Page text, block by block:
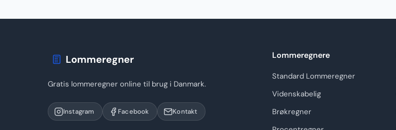
Lommeregner
Gratis lommeregner online til brug i Danmark.
Instagram Facebook Kontakt
Lommeregnere
Standard Lommeregner
Videnskabelig
Brøkregner